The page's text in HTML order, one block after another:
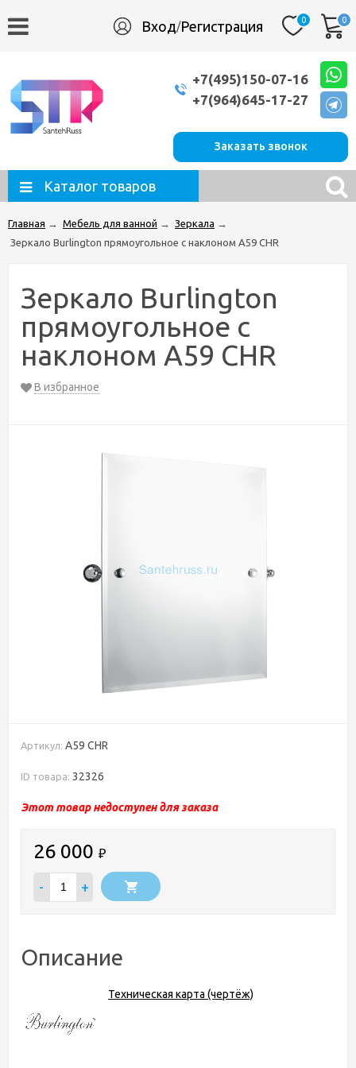
Вход/Регистрация 0 0
+7(495)150-07-16
+7(964)645-17-27
Заказать звонок
Каталог товаров
Главная → Мебель для ванной → Зеркала →
Зеркало Burlington прямоугольное с наклоном A59 CHR
Зеркало Burlington
прямоугольное с
наклоном A59 CHR
В избранное
Артикул: A59 CHR
ID товара: 32326
Этот товар недоступен для заказа
26 000 ₽
- +
Описание
Техническая карта (чертёж)